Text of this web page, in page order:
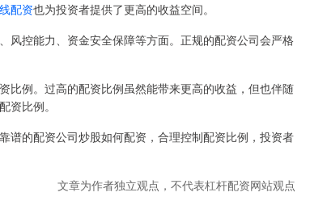
配资也为投资者提供了更高的收益空间。
风控能力、资金安全保障等方面。正规的配资公司会严格
比例。过高的配资比例虽然能带来更高的收益，但也伴随
资比例。
谱的配资公司炒股如何配资，合理控制配资比例，投资者
文章为作者独立观点，不代表杠杆配资网站观点